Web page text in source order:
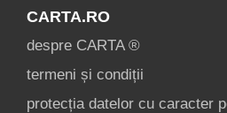
CARTA.RO
despre CARTA ®
termeni și condiții
protecția datelor cu caracter